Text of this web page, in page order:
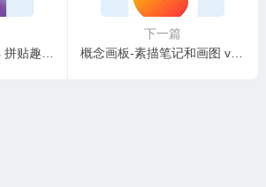
PicCollage v7.28.14 拼贴趣，个新拼图照片编辑，解锁VIP会员版
下一篇
概念画板-素描笔记和画图 v2026.06.4 解锁高级版